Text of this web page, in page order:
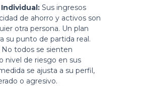
Sus ingresos
de ahorro y activos son
otra persona. Un plan
su punto de partida real.
No todos se sienten
nivel de riesgo en sus
se ajusta a su perfil,
o agresivo.